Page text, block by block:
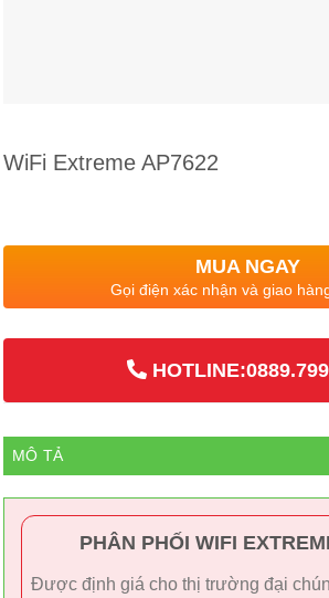
WiFi Extreme AP7622
MUA NGAY
Gọi điện xác nhận và giao
MÔ TẢ
PHÂN PHỐI WIFI
Được định giá cho thị trường đại